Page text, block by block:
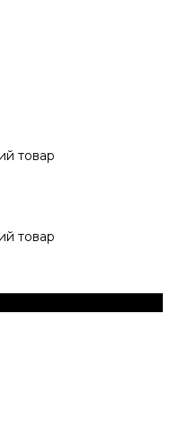
товар
товар